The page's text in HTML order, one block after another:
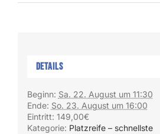
Details
Beginn: Sa. 22. August um 11:30
Ende: So. 23. August um 16:00
Eintritt: 149,00€
Kategorie: Platzreife – schnellste